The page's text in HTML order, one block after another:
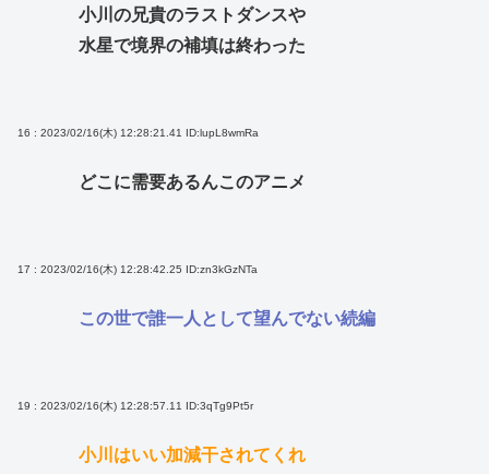
小川の兄貴のラストダンスや
水星で境界の補填は終わった
16 : 2023/02/16(木) 12:28:21.41 ID:lupL8wmRa
どこに需要あるんこのアニメ
17 : 2023/02/16(木) 12:28:42.25 ID:zn3kGzNTa
この世で誰一人として望んでない続編
19 : 2023/02/16(木) 12:28:57.11 ID:3qTg9Pt5r
小川はいい加減干されてくれ